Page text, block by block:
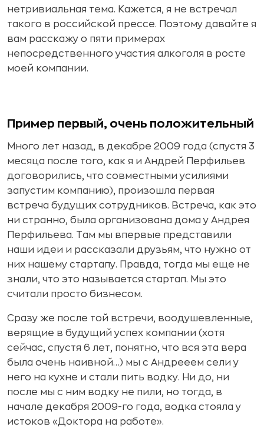
нетривиальная тема. Кажется, я не встречал
такого в российской прессе. Поэтому давайте я
вам расскажу о пяти примерах
непосредственного участия алкоголя в росте
моей компании.
Пример первый, очень положительный
Много лет назад, в декабре 2009 года (спустя 3
месяца после того, как я и Андрей Перфильев
договорились, что совместными усилиями
запустим компанию), произошла первая
встреча будущих сотрудников. Встреча, как это
ни странно, была организована дома у Андрея
Перфильева. Там мы впервые представили
наши идеи и рассказали друзьям, что нужно от
них нашему стартапу. Правда, тогда мы еще не
знали, что это называется стартап. Мы это
считали просто бизнесом.
Сразу же после той встречи, воодушевленные,
верящие в будущий успех компании (хотя
сейчас, спустя 6 лет, понятно, что вся эта вера
была очень наивной…) мы с Андрееем сели у
него на кухне и стали пить водку. Ни до, ни
после мы с ним водку не пили, но тогда, в
начале декабря 2009-го года, водка стояла у
истоков «Доктора на работе».